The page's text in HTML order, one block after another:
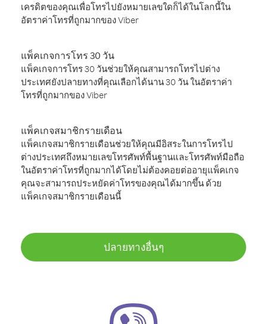
เครดิตของคุณเพื่อโทรไปยังหมายเลขใดก็ได้ในโลกนี้ใน
อัตราค่าโทรที่ถูกมากของ Viber
แพ็คเกจการโทร 30 วัน
แพ็คเกจการโทร 30 วันช่วยให้คุณสามารถโทรไปต่าง
ประเทศยังปลายทางที่คุณเลือกได้นาน 30 วัน ในอัตราค่า
โทรที่ถูกมากของ Viber
แพ็คเกจสมาชิกรายเดือน
แพ็คเกจสมาชิกรายเดือนช่วยให้คุณมีอิสระในการโทรไป
ต่างประเทศถึงหมายเลขโทรศัพท์พื้นฐานและโทรศัพท์มือถือ
ในอัตราค่าโทรที่ถูกมากได้โดยไม่ต้องคอยต่ออายุแพ็คเกจ
คุณจะสามารถประหยัดค่าโทรของคุณได้มากขึ้น ด้วย
แพ็คเกจสมาชิกรายเดือนนี้
ปลายทางอื่นๆ